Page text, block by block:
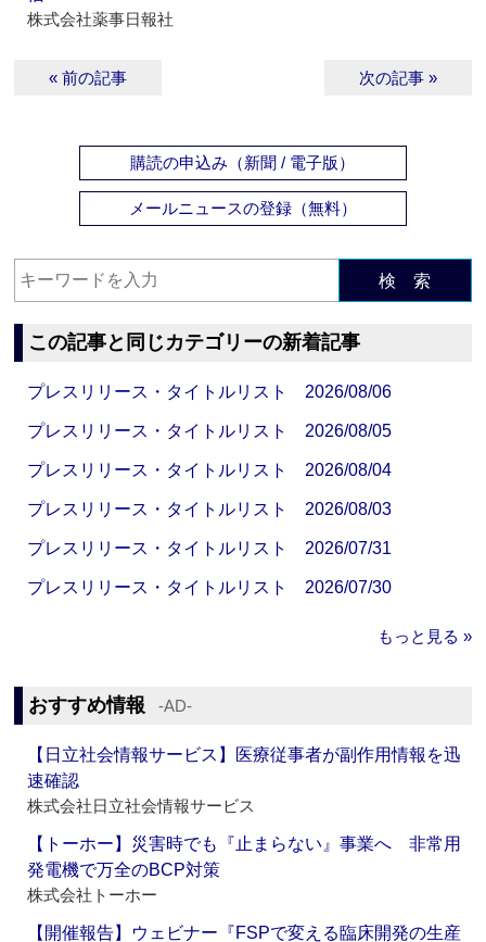
株式会社薬事日報社
« 前の記事 次の記事 »
購読の申込み（新聞 / 電子版）
メールニュースの登録（無料）
検 索
この記事と同じカテゴリーの新着記事
プレスリリース・タイトルリスト 2026/08/06
プレスリリース・タイトルリスト 2026/08/05
プレスリリース・タイトルリスト 2026/08/04
プレスリリース・タイトルリスト 2026/08/03
プレスリリース・タイトルリスト 2026/07/31
プレスリリース・タイトルリスト 2026/07/30
もっと見る »
おすすめ情報 ‐AD‐
【日立社会情報サービス】医療従事者が副作用情報を迅
速確認
株式会社日立社会情報サービス
【トーホー】災害時でも『止まらない』事業へ 非常用
発電機で万全のBCP対策
株式会社トーホー
【開催報告】ウェビナー『FSPで変える臨床開発の生産